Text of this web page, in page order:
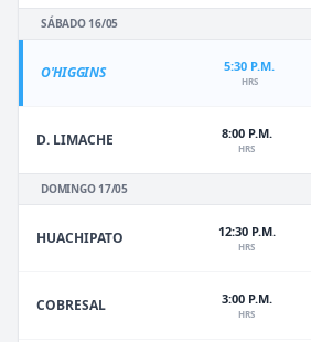
SÁBADO 16/05
O'HIGGINS 5:30 P.M.
HRS
D. LIMACHE 8:00 P.M.
HRS
DOMINGO 17/05
HUACHIPATO 12:30 P.M.
HRS
COBRESAL 3:00 P.M.
HRS